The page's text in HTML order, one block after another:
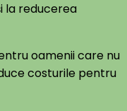
la reducerea
oamenii care nu
costurile pentru